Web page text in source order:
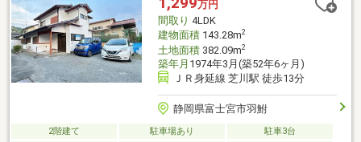
万円
間取り 4LDK
建物面積143.28m2
土地面積382.09m2
築年月 1974年3月(築52年6ヶ月)
ＪＲ身延線 芝川駅 徒歩13分
静岡県富士宮市羽鮒
2階建て 駐車場あり 駐車3台